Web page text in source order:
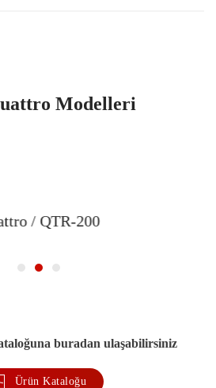
Modelleri
/ QTR-200
buradan ulaşabilirsiniz
Ürün Kataloğu